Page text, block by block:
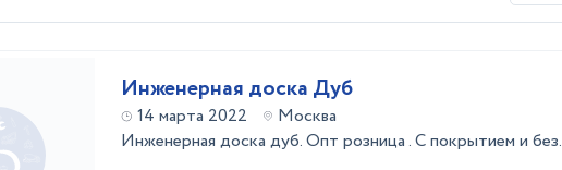
Инженерная доска Дуб
14 марта 2022
Москва
Инженерная доска дуб. Опт розница . С покрытием и без.